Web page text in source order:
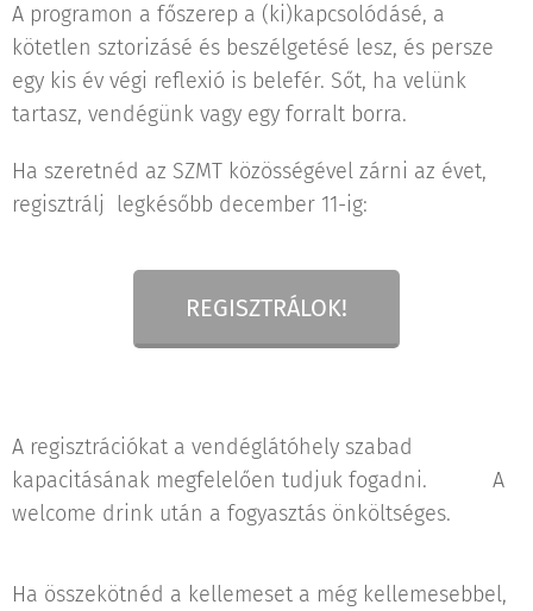
A programon a főszerep a (ki)kapcsolódásé, a
kötetlen sztorizásé és beszélgetésé lesz, és persze
egy kis év végi reflexió is belefér. Sőt, ha velünk
tartasz, vendégünk vagy egy forralt borra. 😊
Ha szeretnéd az SZMT közösségével zárni az évet,
regisztrálj legkésőbb december 11-ig:
REGISZTRÁLOK!
A regisztrációkat a vendéglátóhely szabad
kapacitásának megfelelően tudjuk fogadni. A
welcome drink után a fogyasztás önköltséges.
Ha összekötnéd a kellemeset a még kellemesebbel,